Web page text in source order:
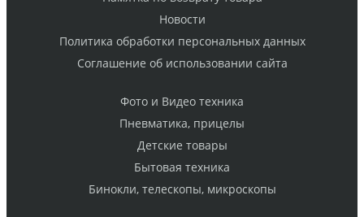
Новости
Политика обработки персональных данных
Cоглашение об использовании сайта
Фото и Видео техника
Пневматика, прицелы
Детские товары
Бытовая техника
Бинокли, телескопы, микроскопы